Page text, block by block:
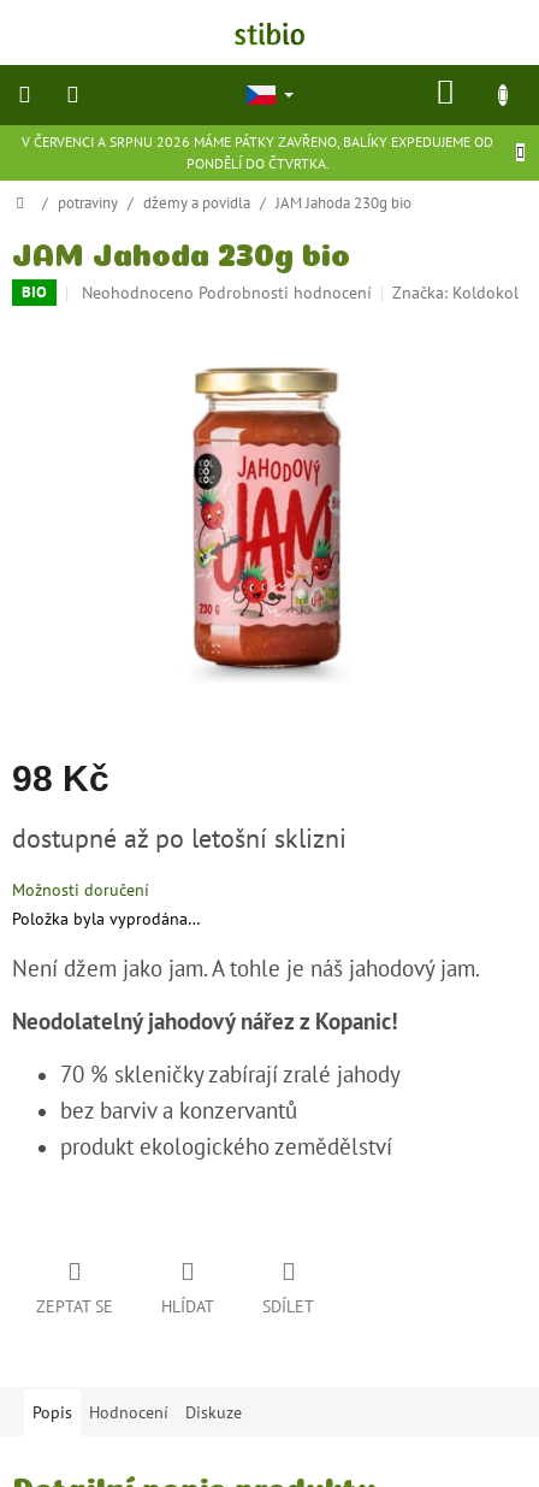
V ČERVENCI A SRPNU 2026 MÁME PÁTKY ZAVŘENO, BALÍKY EXPEDUJEME OD
PONDĚLÍ DO ČTVRTKA.
přírodní
stravy
potraviny
Přihlášení
Domů
/ potraviny / džemy a povidla / JAM Jahoda 230g bio
JAM Jahoda 230g bio
BIO
Průměrné
Neohodnoceno Podrobnosti hodnocení Značka: Koldokol
98 Kč
cena:
dostupné až po letošní sklizni
Možnosti doručení
Položka byla vyprodána…
Není džem jako jam.A tohle je náš jahodový jam.
Neodolatelný jahodový nářez z Kopanic!
70 % skleničky zabírají zralé jahody
bez barviv a konzervantů
produkt ekologického zemědělství
ZEPTAT SE HLÍDAT SDÍLET
Popis Hodnocení Diskuze
Detailní popis produktu